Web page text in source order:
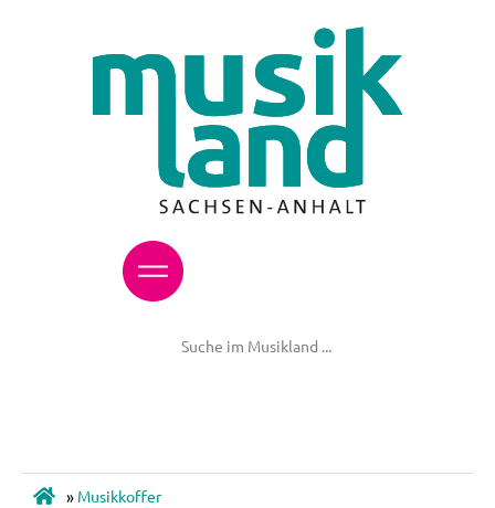
» Musikkoffer